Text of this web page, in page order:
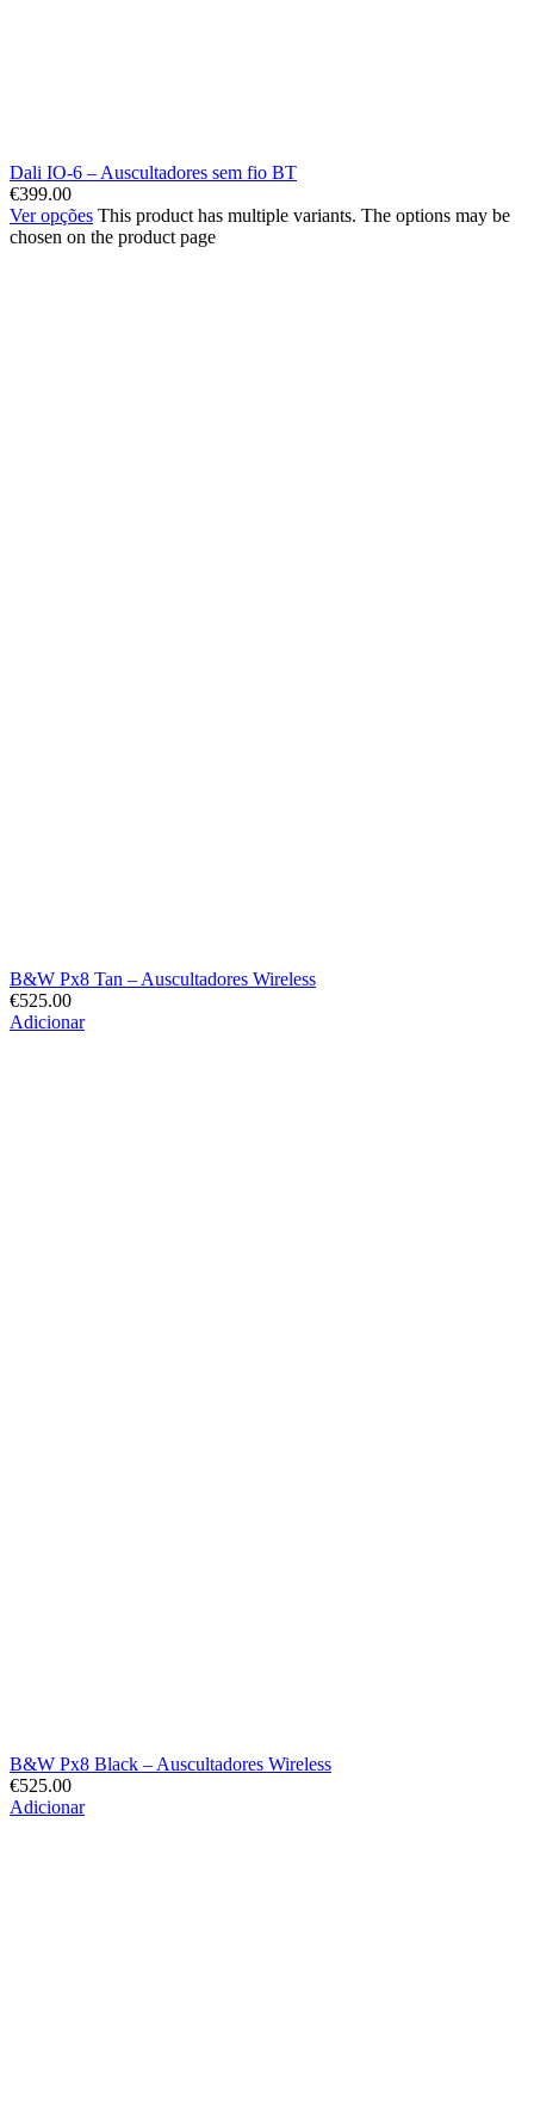
Dali IO-6 – Auscultadores sem fio BT
€399.00
Ver opções This product has multiple variants. The options may be
chosen on the product page
B&W Px8 Tan – Auscultadores Wireless
€525.00
Adicionar
B&W Px8 Black – Auscultadores Wireless
€525.00
Adicionar